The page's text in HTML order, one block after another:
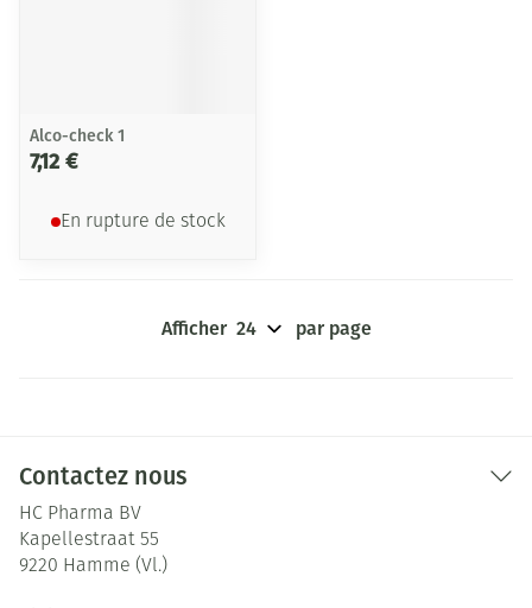
Alco-check 1
7,12 €
En rupture de stock
Afficher par page
Contactez nous
HC Pharma BV
Kapellestraat 55
9220 Hamme (Vl.)